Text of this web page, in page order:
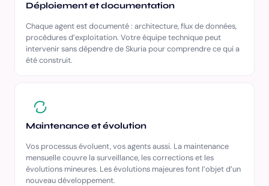
Déploiement et documentation
Chaque agent est documenté : architecture, flux de données,
procédures d’exploitation. Votre équipe technique peut
intervenir sans dépendre de Skuria pour comprendre ce qui a
été construit.
Maintenance et évolution
Vos processus évoluent, vos agents aussi. La maintenance
mensuelle couvre la surveillance, les corrections et les
évolutions mineures. Les évolutions majeures font l’objet d’un
nouveau développement.